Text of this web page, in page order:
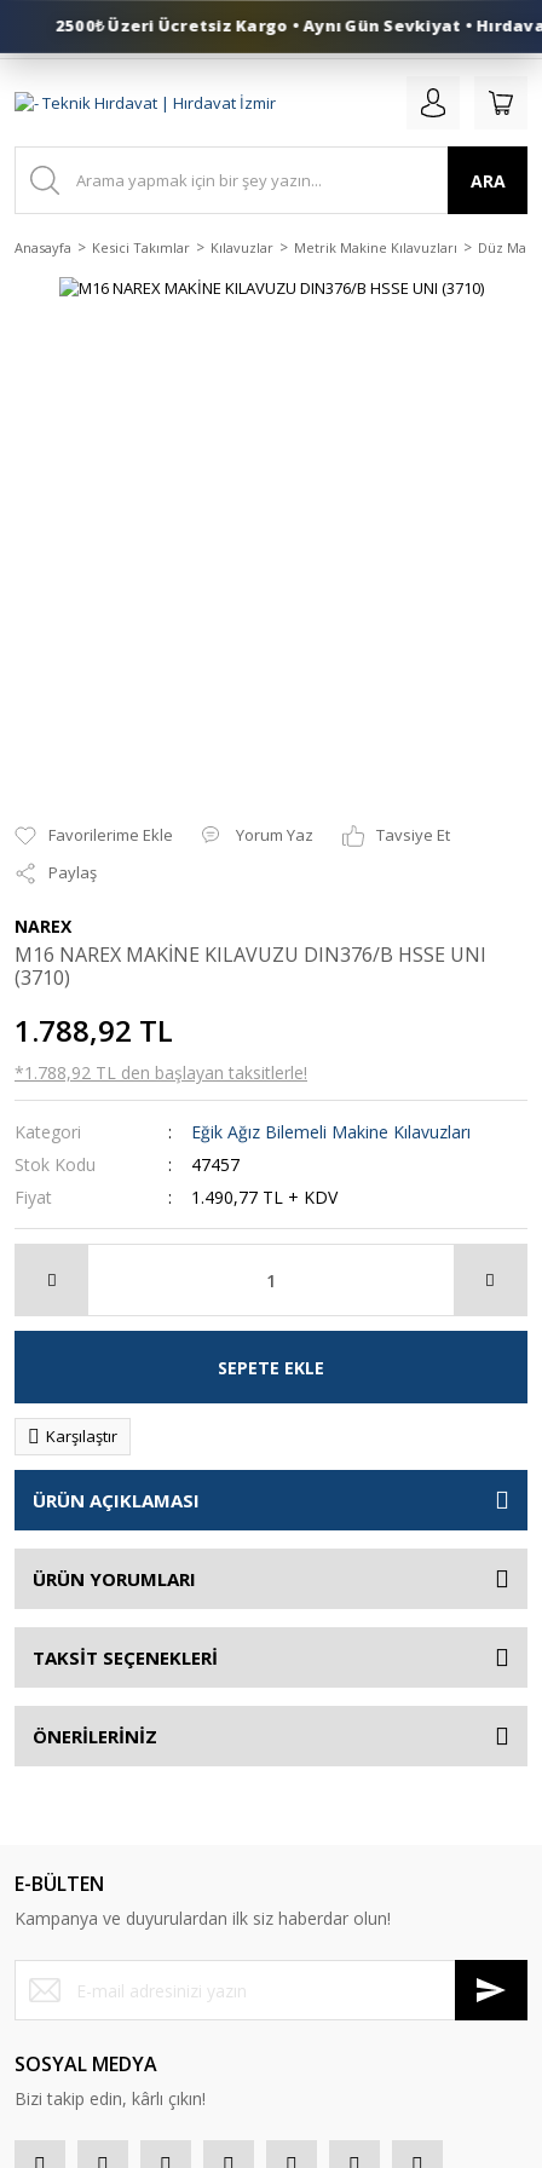
0 (553) 324 41 50
ARA
Anasayfa Kesici Takımlar Kılavuzlar Metrik Makine Kılavuzları Düz
Yorum Yaz
Tavsiye Et
Paylaş
NAREX
M16 NAREX MAKİNE KILAVUZU DIN376/B HSSE UNI
(3710)
1.788,92 TL
*1.788,92 TL den başlayan taksitlerle!
Kategori
Eğik Ağız Bilemeli Makine Kılavuzları
Stok Kodu
47457
Fiyat
1.490,77 TL + KDV
SEPETE EKLE
Karşılaştır
ÜRÜN AÇIKLAMASI
ÜRÜN YORUMLARI
TAKSİT SEÇENEKLERİ
ÖNERİLERİNİZ
E-BÜLTEN
Kampanya ve duyurulardan ilk siz haberdar olun!
SOSYAL MEDYA
Bizi takip edin, kârlı çıkın!
2500₺ Üzeri Ücretsiz Kargo • Aynı Gün Sevkiyat •